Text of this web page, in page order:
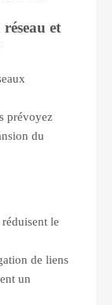
et
prévoyez
du
le
de liens
un